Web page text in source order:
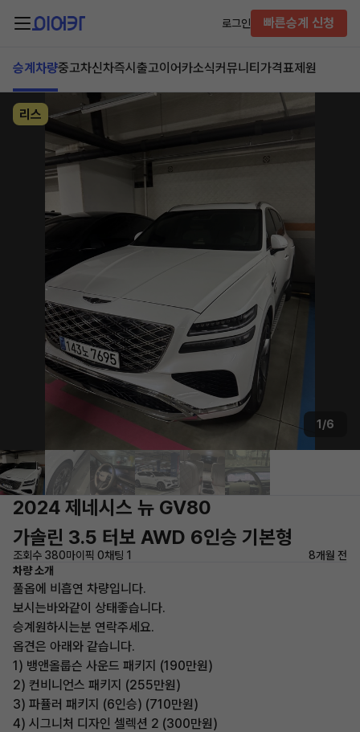
로그인 빠른승계 신청
승계차량중고차신차즉시출고이어카소식커뮤니티 가격표제원
리스
1/6
2024 제네시스 뉴 GV80
가솔린 3.5 터보 AWD 6인승 기본형
조회수 380마이픽 0채팅 1
8개월 전
차량 소개
풀옵에 비흡연 차량입니다.
보시는바와같이 상태좋습니다.
승계원하시는분 연락주세요.
옵견은 아래와 같습니다.
1) 뱅앤올룹슨 사운드 패키지 (190만원)
2) 컨비니언스 패키지 (255만원)
3) 파퓰러 패키지 (6인승) (710만원)
4) 시그니처 디자인 셀렉션 2 (300만원)